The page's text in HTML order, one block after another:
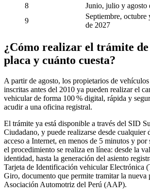
8
Junio, julio y agosto
9
Septiembre, octubre
de 2027
¿Cómo realizar el trámite de
placa y cuánto cuesta?
A partir de agosto, los propietarios de
inscritas antes del 2010 ya pueden realizar el
vehicular de forma 100 % digital, rápida y
acudir a una oficina registral.
El trámite ya está disponible a través del SID
Ciudadano, y puede realizarse desde cualquier
acceso a Internet, en menos de 5 minutos y
el procedimiento se realiza en línea: desde la
identidad, hasta la generación del asiento
Tarjeta de Identificación vehicular Electrónica
Giro, documento que permite tramitar la nueva
Asociación Automotriz del Perú (AAP).